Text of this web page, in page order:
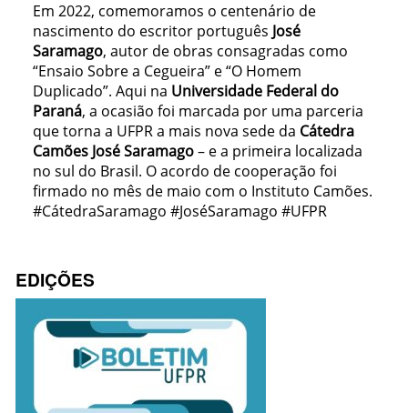
Em 2022, comemoramos o centenário de
nascimento do escritor português José
Saramago, autor de obras consagradas como
“Ensaio Sobre a Cegueira” e “O Homem
Duplicado”. Aqui na Universidade Federal do
Paraná, a ocasião foi marcada por uma parceria
que torna a UFPR a mais nova sede da Cátedra
Camões José Saramago– e a primeira localizada
no sul do Brasil. O acordo de cooperação foi
firmado no mês de maio com o Instituto Camões.
#CátedraSaramago #JoséSaramago #UFPR
EDIÇÕES